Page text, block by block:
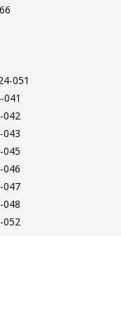
051
042
043
045
046
047
048
052